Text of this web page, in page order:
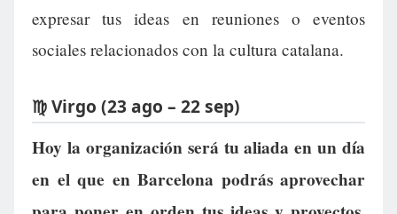
expresar tus ideas en reuniones o eventos
sociales relacionados con la cultura catalana.
♍ Virgo (23 ago – 22 sep)
Hoy la organización será tu aliada en un día
en el que en Barcelona podrás aprovechar